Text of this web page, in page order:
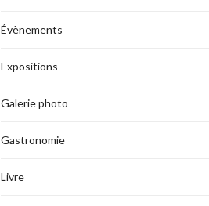
Évènements
Expositions
Galerie photo
Gastronomie
Livre